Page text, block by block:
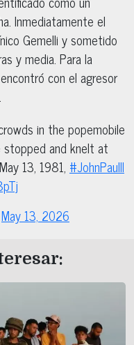
Inmediatamente el
Gemelli y sometido
y media. Para la
con el agresor
in the popemobile
stopped and knelt at
13, 1981, #JohnPaulII
May 13, 2026